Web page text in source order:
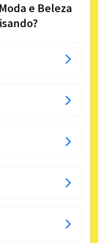
e Beleza